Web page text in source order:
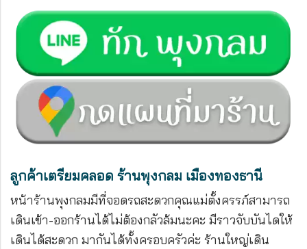
ลูกค้าเตรียมคลอด ร้านพุงกลม เมืองทองธานี
หน้าร้านพุงกลมมีที่จอดรถสะดวกคุณแม่ตั้งครรภ์สามารถ
เดินเข้า-ออกร้านได้ไม่ต้องกลัวล้มนะคะ มีราวจับบันไดให้
เดินได้สะดวก มากันได้ทั้งครอบครัวค่ะ ร้านใหญ่เดิน